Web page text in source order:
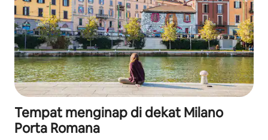
Tempat menginap di dekat Milano
Porta Romana